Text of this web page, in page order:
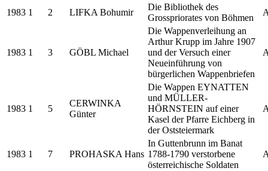
1983 1 2 LIFKA Bohumir
Die Bibliothek des
Grosspriorates von Böhmen
1983 1 3 GÖBL Michael
Die Wappenverleihung an
Arthur Krupp im Jahre 1907
und der Versuch einer
Neueinführung von
bürgerlichen Wappenbriefen
1983 1 5
CERWINKA
Günter
Die Wappen EYNATTEN
und MÜLLER-
HÖRNSTEIN auf einer
Kasel der Pfarre Eichberg in
der Oststeiermark
1983 1 7 PROHASKA Hans
In Guttenbrunn im Banat
1788-1790 verstorbene
österreichische Soldaten